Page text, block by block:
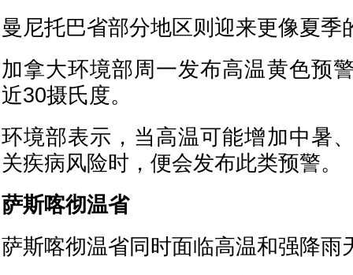
曼尼托巴省部分地区则迎来更像夏季
加拿大环境部周一发布高温黄色预
近30摄氏度。
环境部表示，当高温可能增加中暑
关疾病风险时，便会发布此类预警。
萨斯喀彻温省
萨斯喀彻温省同时面临高温和强降雨